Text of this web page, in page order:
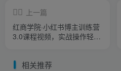
上一篇
红商学院·小红书博主训练营
3.0课程视频，实战操作轻松
相关推荐